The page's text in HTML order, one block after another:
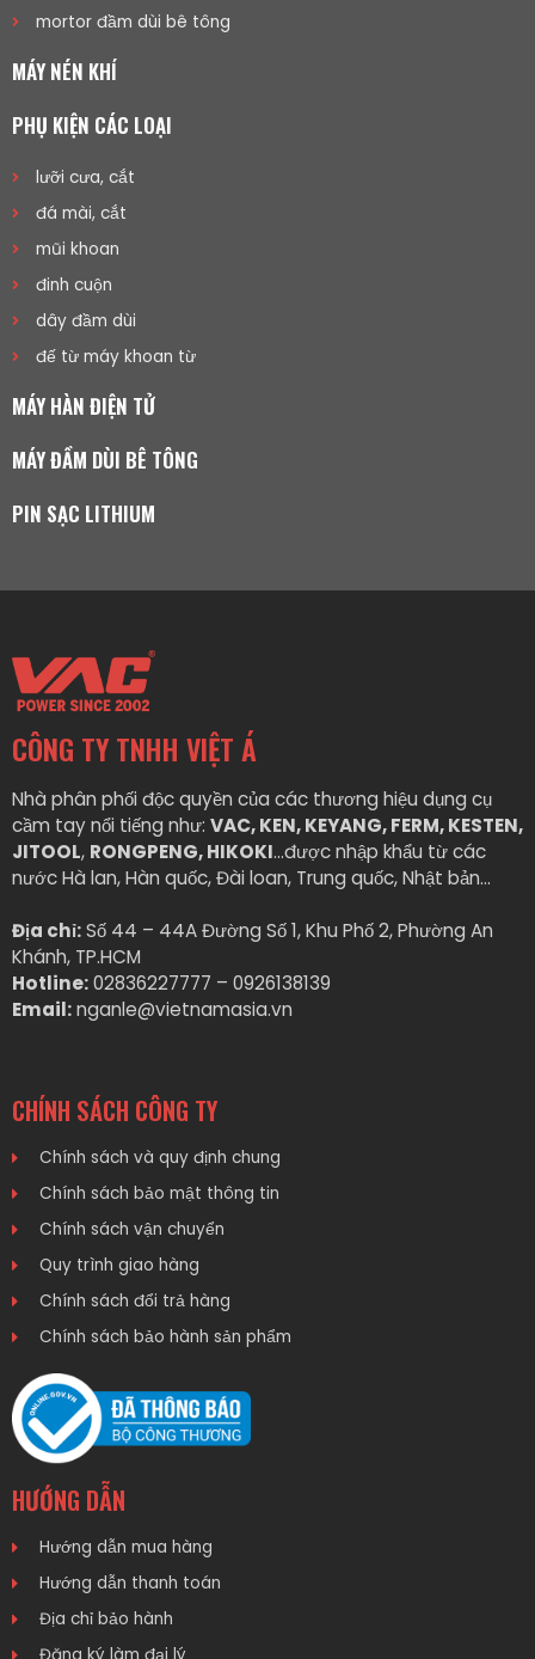
mortor đầm dùi bê tông
MÁY NÉN KHÍ
PHỤ KIỆN CÁC LOẠI
lưỡi cưa, cắt
đá mài, cắt
mũi khoan
đinh cuộn
dây đầm dùi
đế từ máy khoan từ
MÁY HÀN ĐIỆN TỬ
MÁY ĐẦM DÙI BÊ TÔNG
PIN SẠC LITHIUM
CÔNG TY TNHH VIỆT Á
Nhà phân phối độc quyền của các thương hiệu dụng cụ
cầm tay nổi tiếng như: VAC, KEN, KEYANG, FERM, KESTEN,
JITOOL, RONGPENG, HIKOKI…được nhập khẩu từ các
nước Hà lan, Hàn quốc, Đài loan, Trung quốc, Nhật bản…
Địa chỉ:Số 44 – 44A Đường Số 1, Khu Phố 2, Phường An
Khánh, TP.HCM
Hotline:02836227777 – 0926138139
Email:nganle@vietnamasia.vn
CHÍNH SÁCH CÔNG TY
Chính sách và quy định chung
Chính sách bảo mật thông tin
Chính sách vận chuyển
Quy trình giao hàng
Chính sách đổi trả hàng
Chính sách bảo hành sản phẩm
HƯỚNG DẪN
Hướng dẫn mua hàng
Hướng dẫn thanh toán
Địa chỉ bảo hành